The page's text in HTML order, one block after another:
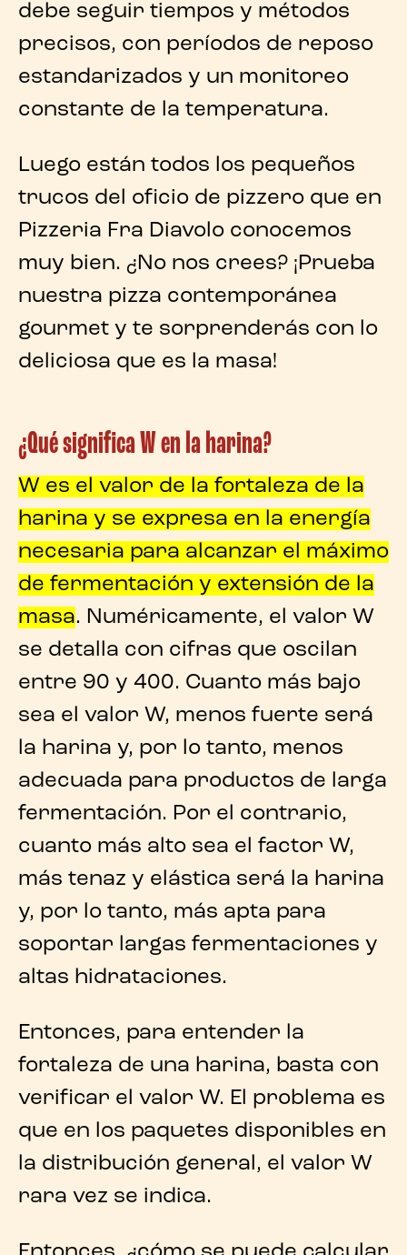
debe seguir tiempos y métodos
precisos, con períodos de reposo
estandarizados y un monitoreo
constante de la temperatura.
Luego están todos los pequeños
trucos del oficio de pizzero que en
Pizzeria Fra Diavolo conocemos
muy bien. ¿No nos crees? ¡Prueba
nuestra pizza contemporánea
gourmet y te sorprenderás con lo
deliciosa que es la masa!
¿Qué significa W en la harina?
W es el valor de la fortaleza de la
harina y se expresa en la energía
necesaria para alcanzar el máximo
de fermentación y extensión de la
masa. Numéricamente, el valor W
se detalla con cifras que oscilan
entre 90 y 400. Cuanto más bajo
sea el valor W, menos fuerte será
la harina y, por lo tanto, menos
adecuada para productos de larga
fermentación. Por el contrario,
cuanto más alto sea el factor W,
más tenaz y elástica será la harina
y, por lo tanto, más apta para
soportar largas fermentaciones y
altas hidrataciones.
Entonces, para entender la
fortaleza de una harina, basta con
verificar el valor W. El problema es
que en los paquetes disponibles en
la distribución general, el valor W
rara vez se indica.